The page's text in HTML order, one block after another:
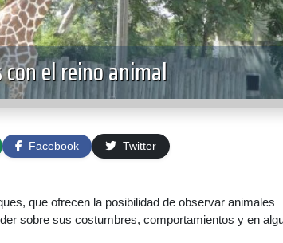
el reino animal
Facebook Twitter
que ofrecen la posibilidad de observar animales
sobre sus costumbres, comportamientos y en